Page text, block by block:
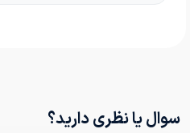
سوال یا نظری دارید؟